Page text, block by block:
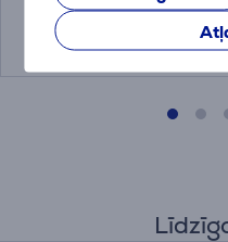
34.99 €